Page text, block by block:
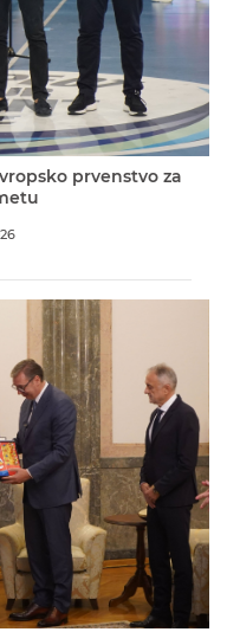
prvenstvo za